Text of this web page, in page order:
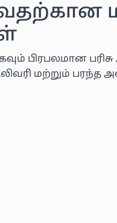
பிரபலமான
மற்றும் பரந்த